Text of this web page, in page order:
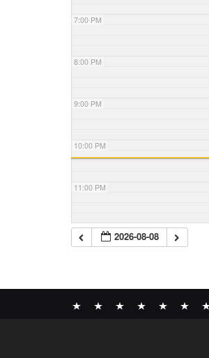
7:00 PM
8:00 PM
9:00 PM
10:00 PM
11:00 PM
2026-08-08